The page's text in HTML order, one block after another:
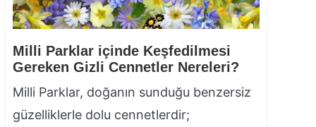
Milli Parklar içinde Keşfedilmesi
Gereken Gizli Cennetler Nereleri?
Milli Parklar, doğanın sunduğu benzersiz
güzelliklerle dolu cennetlerdir;